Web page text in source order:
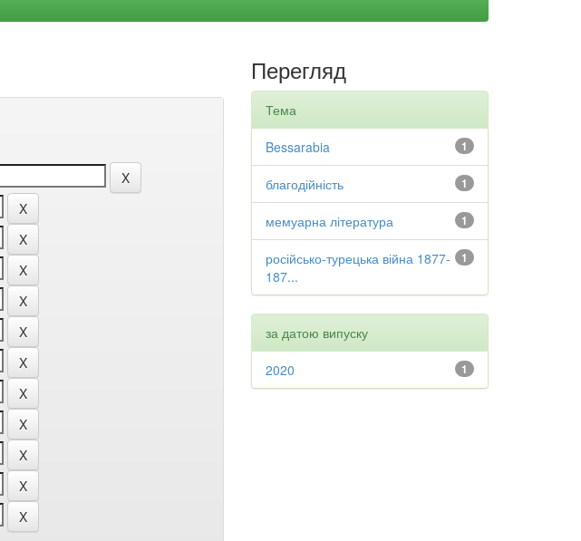
Перегляд
Тема
1
Bessarabia
1
благодійність
1
мемуарна література
1
російсько-турецька війна 1877-
187...
за датою випуску
1
2020